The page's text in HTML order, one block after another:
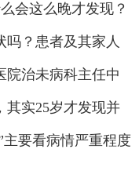
会这么晚才发现？
吗？患者及其家人
院治未病科主任中
其实25岁才发现并
主要看病情严重程度